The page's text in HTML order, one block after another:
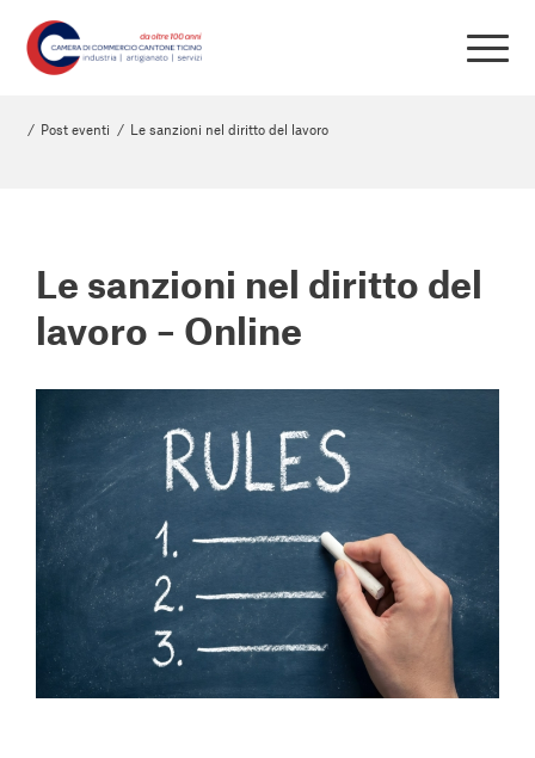
/ Post eventi / Le sanzioni nel diritto del lavoro
Le sanzioni nel diritto del
lavoro – Online